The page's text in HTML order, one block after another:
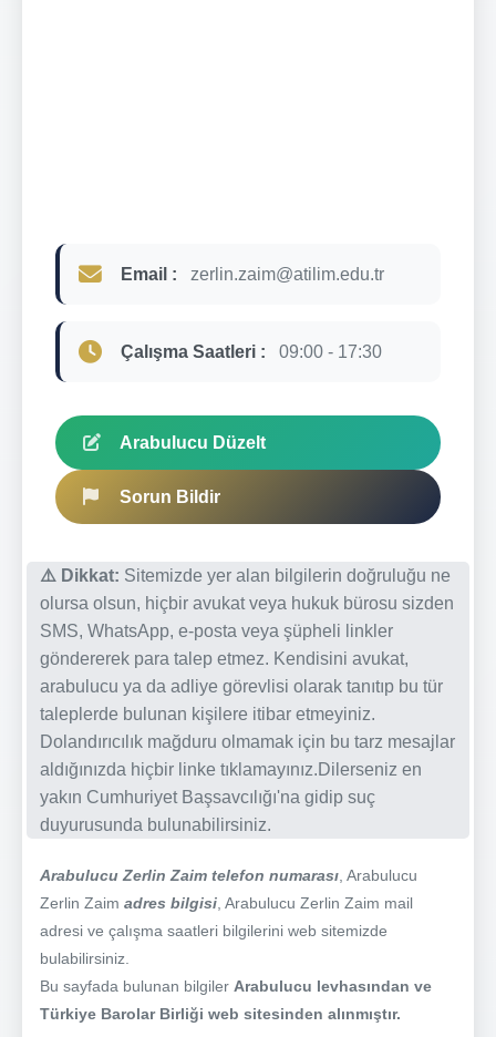
Email : zerlin.zaim@atilim.edu.tr
Çalışma Saatleri : 09:00 - 17:30
Arabulucu Düzelt
Sorun Bildir
⚠️ Dikkat: Sitemizde yer alan bilgilerin doğruluğu ne
olursa olsun, hiçbir avukat veya hukuk bürosu sizden
SMS, WhatsApp, e-posta veya şüpheli linkler
göndererek para talep etmez. Kendisini avukat,
arabulucu ya da adliye görevlisi olarak tanıtıp bu tür
taleplerde bulunan kişilere itibar etmeyiniz.
Dolandırıcılık mağduru olmamak için bu tarz mesajlar
aldığınızda hiçbir linke tıklamayınız.Dilerseniz en
yakın Cumhuriyet Başsavcılığı'na gidip suç
duyurusunda bulunabilirsiniz.
Arabulucu Zerlin Zaim telefon numarası , Arabulucu
Zerlin Zaim adres bilgisi , Arabulucu Zerlin Zaim mail
adresi ve çalışma saatleri bilgilerini web sitemizde
bulabilirsiniz.
Bu sayfada bulunan bilgiler Arabulucu levhasından ve
Türkiye Barolar Birliği web sitesinden alınmıştır.